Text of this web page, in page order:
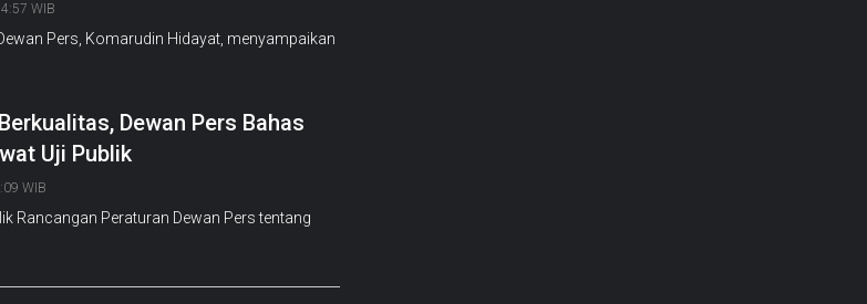
WIB
Pers, Komarudin Hidayat, menyampaikan
Dewan Pers Bahas
Uji Publik
WIB
Rancangan Peraturan Dewan Pers tentang